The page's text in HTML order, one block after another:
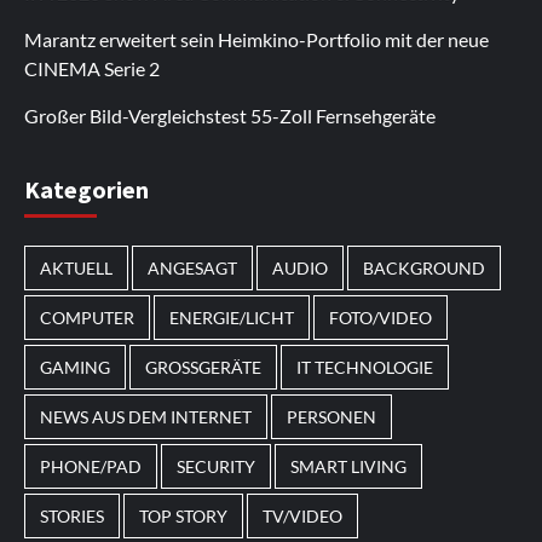
Bonusaktionen.
auch auf Desktop-Computern einwandfrei. Durch
regelmäßige Updates werden neue Inhalte
selbst über mobile Verbindungen schnell. Viele
Nutzer kehren zurück, um sich die
Marantz erweitert sein Heimkino-Portfolio mit der neue
CINEMA Serie 2
Großer Bild-Vergleichstest 55-Zoll Fernsehgeräte
Im Laufe des Jahres erscheinen thematische
Spielautomaten mit passenden Designs. Im Bereich
vonMagneticslotskönnen solche saisonalen Slots
beispielsweise an Feiertage oder besondere Events
angepasst sein.
Kategorien
AKTUELL ANGESAGT AUDIO BACKGROUND
COMPUTER ENERGIE/LICHT FOTO/VIDEO
GAMING GROSSGERÄTE IT TECHNOLOGIE
NEWS AUS DEM INTERNET PERSONEN
PHONE/PAD SECURITY SMART LIVING
STORIES TOP STORY TV/VIDEO